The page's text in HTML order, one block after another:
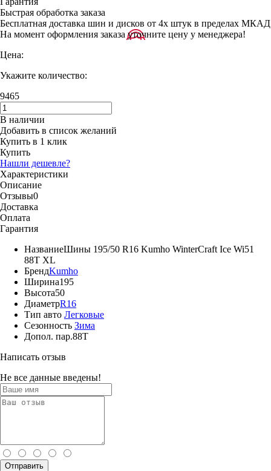
Быстрая обработка заказа
Бесплатная доставка шин и дисков от 4х штук в пределах МКАД
На момент оформления заказа уточните цену у менеджера!
Цена:
Укажите количество:
9465
В наличии
Добавить в список желаний
Купить в 1 клик
Купить
Нашли дешевле?
Характеристики
Описание
Отзывы0
Доставка
Оплата
Гарантия
НазваниеШины 195/50 R16 Kumho WinterCraft Ice Wi51
88T XL
БрендKumho
Ширина195
Высота50
ДиаметрR16
Тип авто Легковые
Сезонность Зима
Допол. пар.88T
Написать отзыв
Не все данные введены!
Отправить